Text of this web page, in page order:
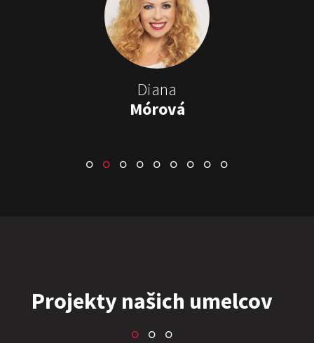
Diana
Mórová
Stand-up & Juraj „ŠOKO”
Tabaček
Show program StandupShow
Juraj Šoko Tabaček
Projekty našich umelcov